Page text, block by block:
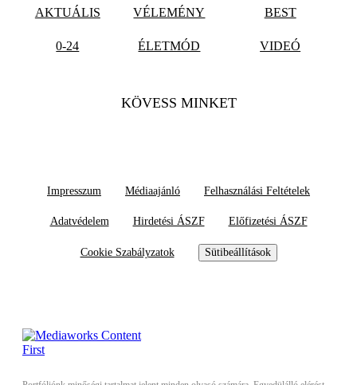
AKTUÁLIS VÉLEMÉNY BEST
0-24 ÉLETMÓD VIDEÓ
KÖVESS MINKET
Impresszum Médiaajánló Felhasználási Feltételek
Adatvédelem Hirdetési ÁSZF Előfizetési ÁSZF
Cookie Szabályzatok Sütibeállítások